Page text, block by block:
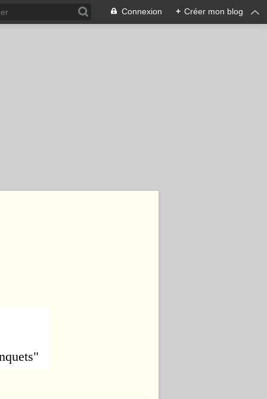
Connexion + Créer mon blog